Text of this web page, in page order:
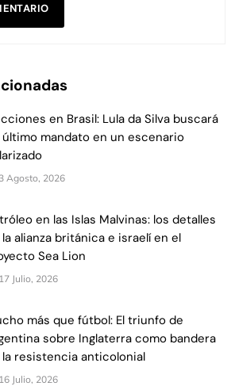
en Brasil: Lula da Silva buscará
mandato en un escenario
3 Agosto, 2026
en las Islas Malvinas: los detalles
alianza británica e israelí en el
Sea Lion
17 Julio, 2026
más que fútbol: El triunfo de
sobre Inglaterra como bandera
resistencia anticolonial
16 Julio, 2026